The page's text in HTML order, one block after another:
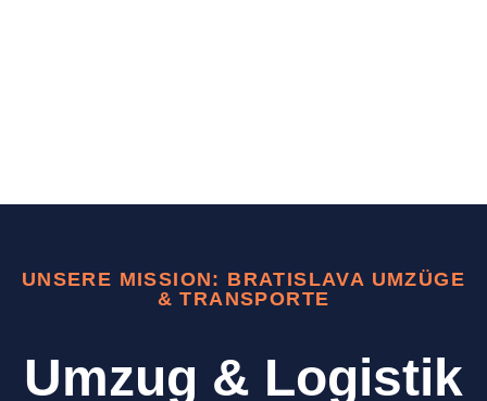
UNSERE MISSION: BRATISLAVA UMZÜGE
& TRANSPORTE
Umzug & Logistik